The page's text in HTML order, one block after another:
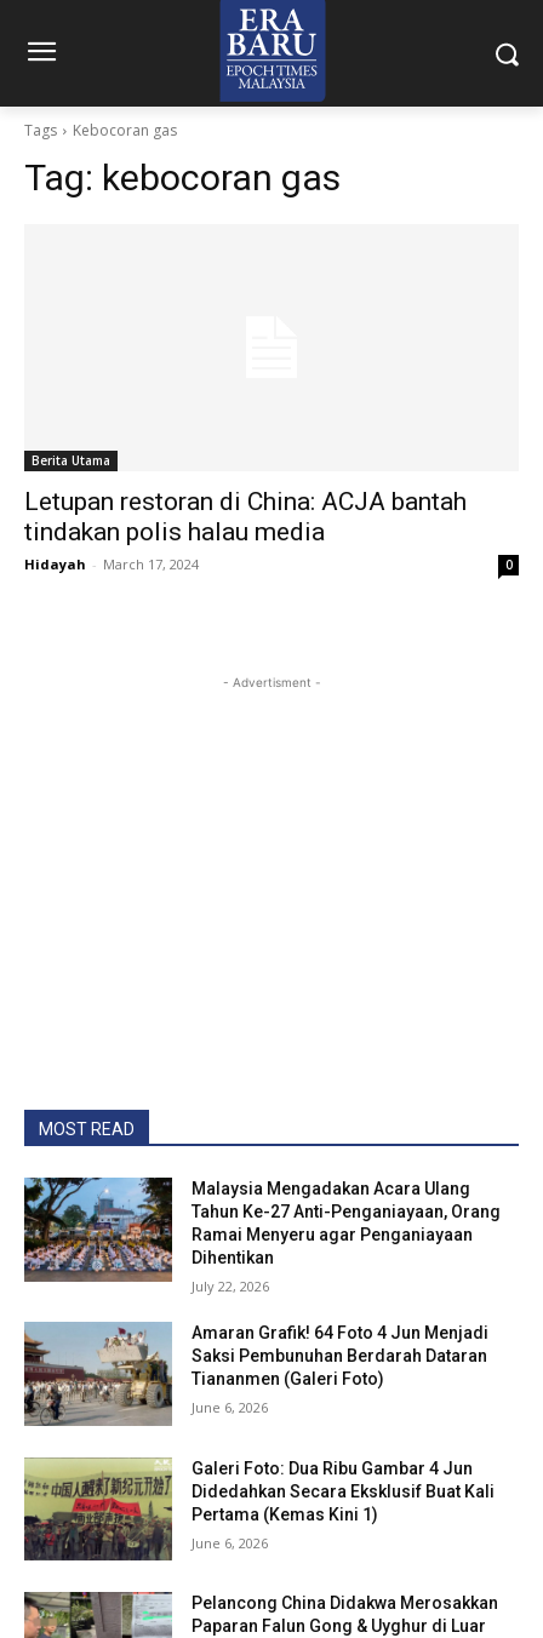
Tags Kebocoran gas
Tag: kebocoran gas
Berita Utama
Letupan restoran di China: ACJA bantah
tindakan polis halau media
Hidayah - March 17, 2024 0
- Advertisment -
MOST READ
Malaysia Mengadakan Acara Ulang
Tahun Ke-27 Anti-Penganiayaan, Orang
Ramai Menyeru agar Penganiayaan
Dihentikan
July 22, 2026
Amaran Grafik! 64 Foto 4 Jun Menjadi
Saksi Pembunuhan Berdarah Dataran
Tiananmen (Galeri Foto)
June 6, 2026
Galeri Foto: Dua Ribu Gambar 4 Jun
Didedahkan Secara Eksklusif Buat Kali
Pertama (Kemas Kini 1)
June 6, 2026
Pelancong China Didakwa Merosakkan
Paparan Falun Gong & Uyghur di Luar